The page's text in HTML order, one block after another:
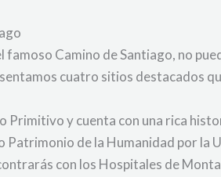
Camino de Santiago, no
cuatro sitios destacados
Primitivo y cuenta con una rica
de la Humanidad por la
con los Hospitales de